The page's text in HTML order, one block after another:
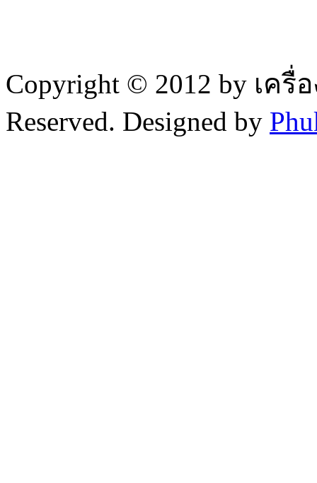
Copyright © 2012 by เค
Reserved. Designed by